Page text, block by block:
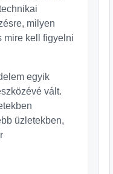
milyen
mire kell figyelni
egyik
vált.
üzletekben,